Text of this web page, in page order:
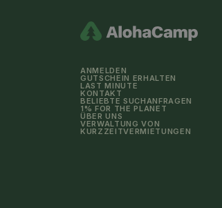
ANMELDEN
GUTSCHEIN ERHALTEN
LAST MINUTE
KONTAKT
BELIEBTE SUCHANFRAGEN
1% FOR THE PLANET
ÜBER UNS
VERWALTUNG VON
KURZZEITVERMIETUNGEN